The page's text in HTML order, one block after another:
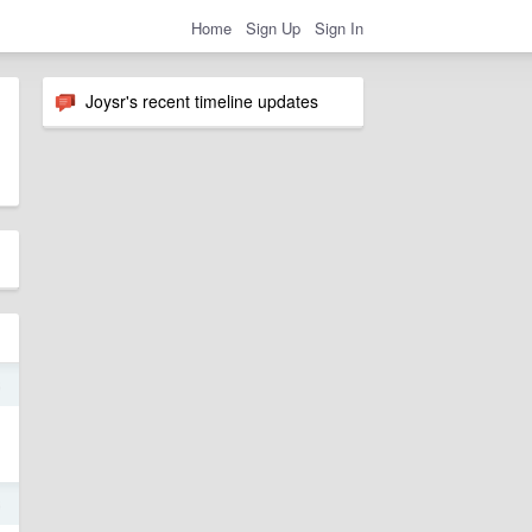
Home Sign Up Sign In
Joysr's recent timeline updates